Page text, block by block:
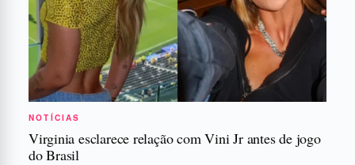
NOTÍCIAS
Virginia esclarece relação com Vini Jr antes de jogo
do Brasil